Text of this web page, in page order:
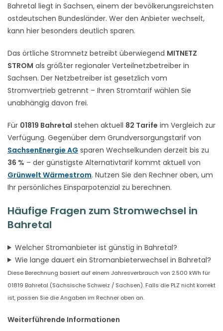
Bahretal liegt in Sachsen, einem der bevölkerungsreichsten
ostdeutschen Bundesländer. Wer den Anbieter wechselt,
kann hier besonders deutlich sparen.
Das örtliche Stromnetz betreibt überwiegend MITNETZ
STROM als größter regionaler Verteilnetzbetreiber in
Sachsen. Der Netzbetreiber ist gesetzlich vom
Stromvertrieb getrennt – Ihren Stromtarif wählen Sie
unabhängig davon frei.
Für 01819 Bahretal stehen aktuell 82 Tarife im Vergleich zur
Verfügung. Gegenüber dem Grundversorgungstarif von
SachsenEnergie AG sparen Wechselkunden derzeit bis zu
36 % – der günstigste Alternativtarif kommt aktuell von
Grünwelt Wärmestrom. Nutzen Sie den Rechner oben, um
Ihr persönliches Einsparpotenzial zu berechnen.
Häufige Fragen zum Stromwechsel in
Bahretal
Welcher Stromanbieter ist günstig in Bahretal?
Wie lange dauert ein Stromanbieterwechsel in Bahretal?
Diese Berechnung basiert auf einem Jahresverbrauch von 2.500 kWh für
01819 Bahretal (Sächsische Schweiz / Sachsen). Falls die PLZ nicht korrekt
ist, passen Sie die Angaben im Rechner oben an.
Weiterführende Informationen